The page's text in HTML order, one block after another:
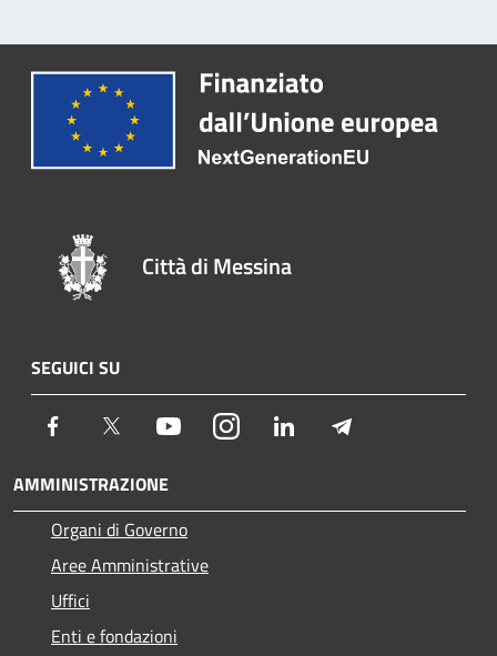
Città di Messina
SEGUICI SU
Facebook Twitter YoutubeInstagram LinkedIn
AMMINISTRAZIONE
Organi di Governo
Aree Amministrative
Uffici
Enti e fondazioni